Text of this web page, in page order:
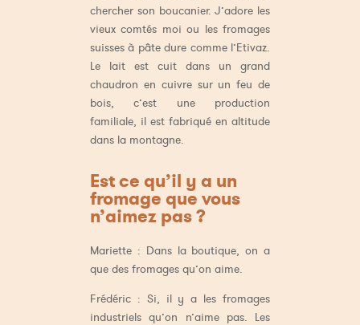
chercher son boucanier. J’adore les
vieux comtés moi ou les fromages
suisses à pâte dure comme l’Etivaz.
Le lait est cuit dans un grand
chaudron en cuivre sur un feu de
bois, c’est une production
familiale, il est fabriqué en altitude
dans la montagne.
Est ce qu’il y a un
fromage que vous
n’aimez pas ?
Mariette : Dans la boutique, on a
que des fromages qu’on aime.
Frédéric : Si, il y a les fromages
industriels qu’on n’aime pas. Les